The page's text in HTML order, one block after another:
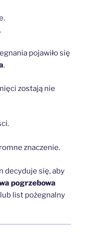
pojawiło się
.
zostają nie
znaczenie.
decyduje się, aby
pogrzebowa
lub list pożegnalny